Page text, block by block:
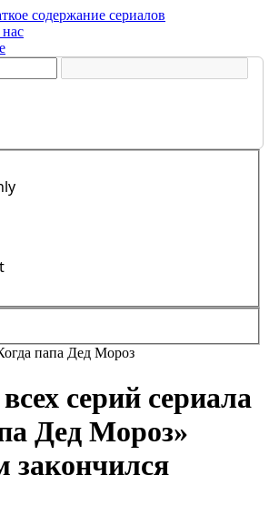
содержание сериалов
папа Дед Мороз
серий сериала
Дед Мороз»
закончился